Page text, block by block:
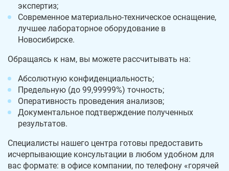
экспертиз;
Современное материально-техническое оснащение,
лучшее лабораторное оборудование в
Новосибирске.
Обращаясь к нам, вы можете рассчитывать на:
Абсолютную конфиденциальность;
Предельную (до 99,99999%) точность;
Оперативность проведения анализов;
Документальное подтверждение полученных
результатов.
Специалисты нашего центра готовы предоставить
исчерпывающие консультации в любом удобном для
вас формате: в офисе компании, по телефону «горячей